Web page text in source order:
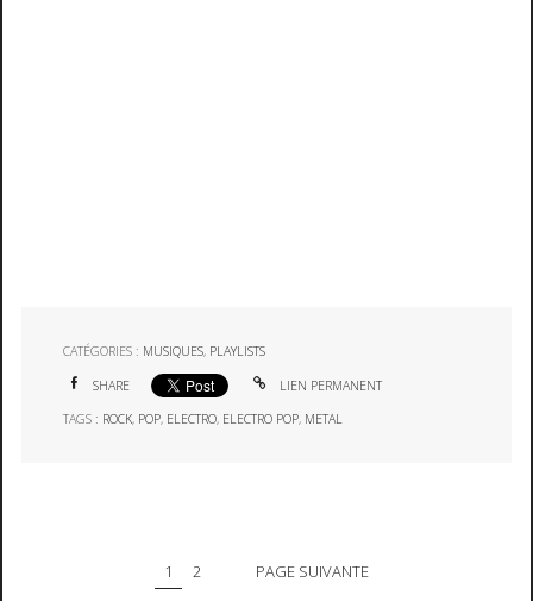
CATÉGORIES : MUSIQUES, PLAYLISTS
SHARE LIEN PERMANENT
TAGS : ROCK, POP, ELECTRO, ELECTRO POP, METAL
1 2 PAGE SUIVANTE